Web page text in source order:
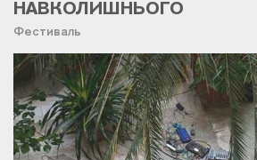
НАВКОЛИШНЬОГО
Фестиваль